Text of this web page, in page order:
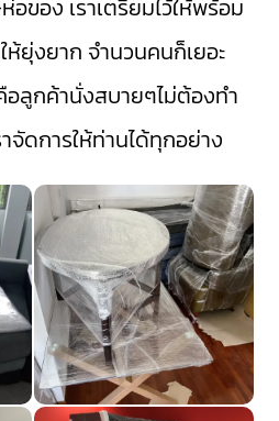
ของ เราเตรียมไว้ให้พร้อม
ยุ่งยาก จำนวนคนก็เยอะ
ลูกค้านั่งสบายๆไม่ต้องทำ
จัดการให้ท่านได้ทุกอย่าง